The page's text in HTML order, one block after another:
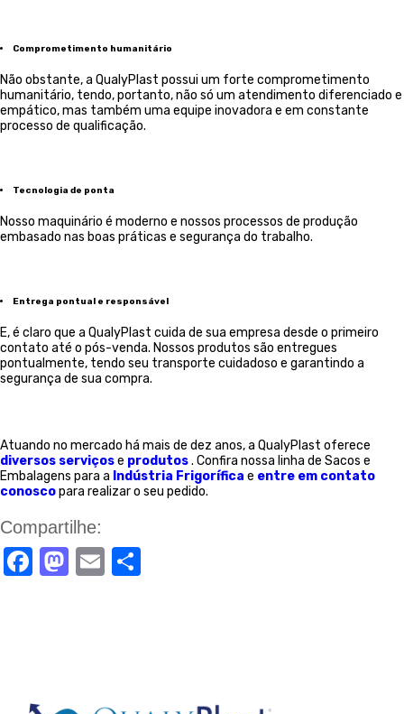
Comprometimento humanitário
Não obstante, a QualyPlast possui um forte comprometimento
humanitário, tendo, portanto, não só um atendimento diferenciado e
empático, mas também uma equipe inovadora e em constante
processo de qualificação.
Tecnologia de ponta
Nosso maquinário é moderno e nossos processos de produção
embasado nas boas práticas e segurança do trabalho.
Entrega pontual e responsável
E, é claro que a QualyPlast cuida de sua empresa desde o primeiro
contato até o pós-venda. Nossos produtos são entregues
pontualmente, tendo seu transporte cuidadoso e garantindo a
segurança de sua compra.
Atuando no mercado há mais de dez anos, a QualyPlast oferece
diversos serviçose produtos. Confira nossa linha de Sacos e
Embalagens para a Indústria Frigorífica e entre em contato
conoscopara realizar o seu pedido.
Compartilhe:
Facebook
Mastodon
Email